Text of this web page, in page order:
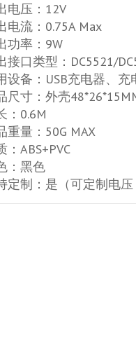
电压：12V
电流：0.75A Max
功率：9W
接口类型：DC5521/
设备：USB充电器、
尺寸：外壳
：0.6M
重量：50G MAX
：ABS+PVC
：黑色
定制：是（可定制电压